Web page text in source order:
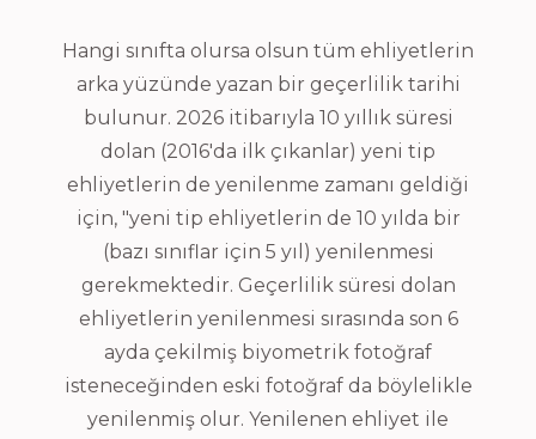
Hangi sınıfta olursa olsun tüm ehliyetlerin
arka yüzünde yazan bir geçerlilik tarihi
bulunur. 2026 itibarıyla 10 yıllık süresi
dolan (2016'da ilk çıkanlar) yeni tip
ehliyetlerin de yenilenme zamanı geldiği
için, "yeni tip ehliyetlerin de 10 yılda bir
(bazı sınıflar için 5 yıl) yenilenmesi
gerekmektedir. Geçerlilik süresi dolan
ehliyetlerin yenilenmesi sırasında son 6
ayda çekilmiş biyometrik fotoğraf
isteneceğinden eski fotoğraf da böylelikle
yenilenmiş olur. Yenilenen ehliyet ile